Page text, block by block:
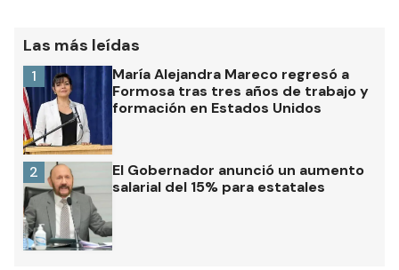
Las más leídas
María Alejandra Mareco regresó a
Formosa tras tres años de trabajo y
formación en Estados Unidos
1
El Gobernador anunció un aumento
salarial del 15% para estatales
2